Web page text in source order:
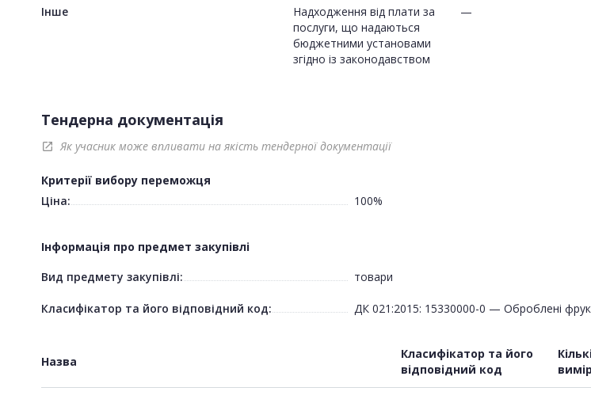
Інше
Надходження від плати за
послуги, що надаються
бюджетними установами
згідно із законодавством
—
Тендерна документація
open_in_new Як учасник може впливати на якість тендерної документації
Критерії вибору переможця
Ціна:
100%
Інформація про предмет закупівлі
Вид предмету закупівлі:
товари
Класифікатор та його відповідний код: ДК 021:2015: 15330000-0 — Оброблені
Назва
Класифікатор та його
відповідний код